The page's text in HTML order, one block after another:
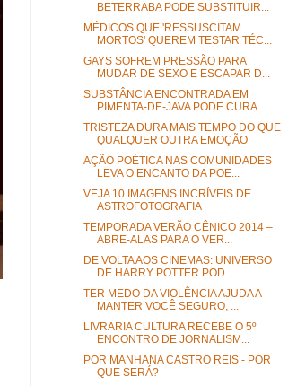
BETERRABA PODE SUBSTITUIR...
MÉDICOS QUE 'RESSUSCITAM
MORTOS' QUEREM TESTAR TÉC...
GAYS SOFREM PRESSÃO PARA
MUDAR DE SEXO E ESCAPAR D...
SUBSTÂNCIA ENCONTRADA EM
PIMENTA-DE-JAVA PODE CURA...
TRISTEZA DURA MAIS TEMPO DO QUE
QUALQUER OUTRA EMOÇÃO
AÇÃO POÉTICA NAS COMUNIDADES
LEVA O ENCANTO DA POE...
VEJA 10 IMAGENS INCRÍVEIS DE
ASTROFOTOGRAFIA
TEMPORADA VERÃO CÊNICO 2014 –
ABRE-ALAS PARA O VER...
DE VOLTA AOS CINEMAS: UNIVERSO
DE HARRY POTTER POD...
TER MEDO DA VIOLÊNCIA AJUDA A
MANTER VOCÊ SEGURO, ...
LIVRARIA CULTURA RECEBE O 5º
ENCONTRO DE JORNALISM...
POR MANHANA CASTRO REIS - POR
QUE SERÁ?